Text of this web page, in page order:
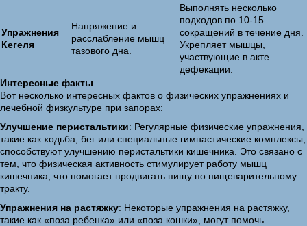
Упражнения
Кегеля
Напряжение и
расслабление мышц
тазового дна.
Выполнять несколько
подходов по 10-15
сокращений в течение дня.
Укрепляет мышцы,
участвующие в акте
дефекации.
Интересные факты
Вот несколько интересных фактов о физических упражнениях и
лечебной физкультуре при запорах:
Улучшение перистальтики: Регулярные физические упражнения,
такие как ходьба, бег или специальные гимнастические комплексы,
способствуют улучшению перистальтики кишечника. Это связано с
тем, что физическая активность стимулирует работу мышц
кишечника, что помогает продвигать пищу по пищеварительному
тракту.
Упражнения на растяжку: Некоторые упражнения на растяжку,
такие как «поза ребенка» или «поза кошки», могут помочь